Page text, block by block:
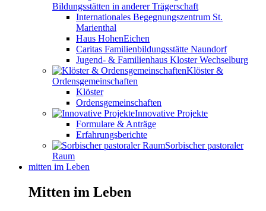
Bildungsstätten in anderer Trägerschaft
Internationales Begegnungszentrum St.
Marienthal
Haus HohenEichen
Caritas Familienbildungsstätte Naundorf
Jugend- & Familienhaus Kloster Wechselburg
Klöster &
Ordensgemeinschaften
Klöster
Ordensgemeinschaften
Innovative Projekte
Formulare & Anträge
Erfahrungsberichte
Sorbischer pastoraler
Raum
mitten im Leben
Mitten im Leben